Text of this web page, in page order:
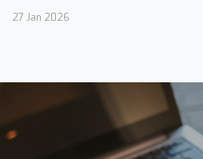
27 Jan 2026